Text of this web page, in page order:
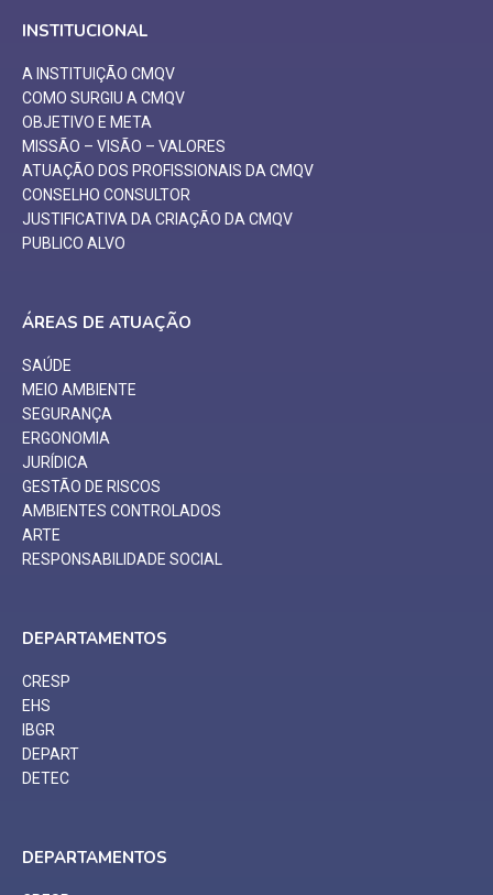
INSTITUCIONAL
A INSTITUIÇÃO CMQV
COMO SURGIU A CMQV
OBJETIVO E META
MISSÃO – VISÃO – VALORES
ATUAÇÃO DOS PROFISSIONAIS DA CMQV
CONSELHO CONSULTOR
JUSTIFICATIVA DA CRIAÇÃO DA CMQV
PUBLICO ALVO
ÁREAS DE ATUAÇÃO
SAÚDE
MEIO AMBIENTE
SEGURANÇA
ERGONOMIA
JURÍDICA
GESTÃO DE RISCOS
AMBIENTES CONTROLADOS
ARTE
RESPONSABILIDADE SOCIAL
DEPARTAMENTOS
CRESP
EHS
IBGR
DEPART
DETEC
DEPARTAMENTOS